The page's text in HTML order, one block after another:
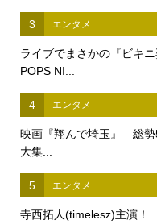
3 エンタメ
ライブでまさかの『ビキ
POPS NI...
4 エンタメ
映画『翔んで埼玉』 総勢
大集...
5 エンタメ
寺西拓人(timelesz)主演！